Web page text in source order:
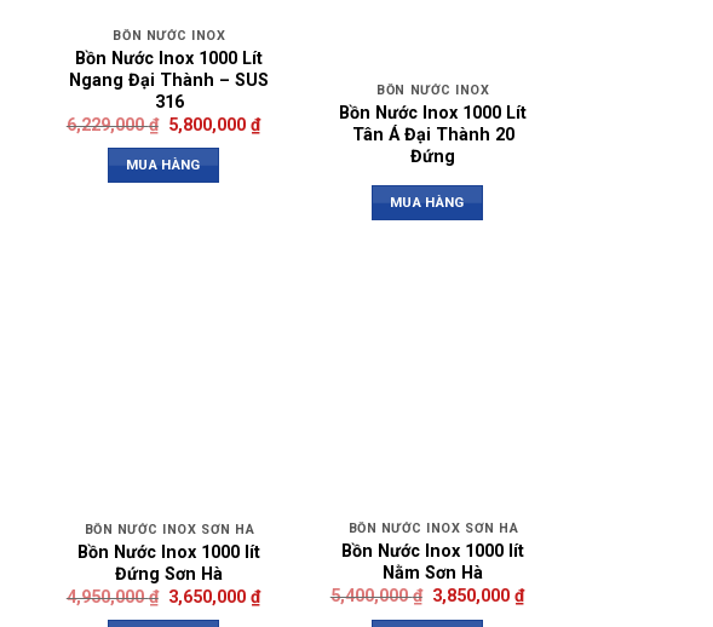
BỒN NƯỚC INOX
Bồn Nước Inox 1000 Lít
Ngang Đại Thành – SUS
316
6,229,000₫ 5,800,000₫
MUA HÀNG
BỒN NƯỚC INOX
Bồn Nước Inox 1000 Lít
Tân Á Đại Thành 20
Đứng
MUA HÀNG
BỒN NƯỚC INOX SƠN HÀ
Bồn Nước Inox 1000 lít
Đứng Sơn Hà
4,950,000₫ 3,650,000₫
BỒN NƯỚC INOX SƠN HÀ
Bồn Nước Inox 1000 lít
Nằm Sơn Hà
5,400,000₫ 3,850,000₫